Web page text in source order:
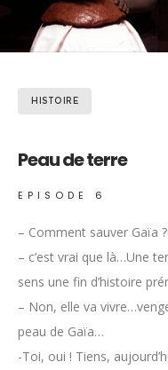
HISTOIRE
Peau de terre
EPISODE 6
– Comment sauver Gaïa ?
– c’est vrai que là…Une
sens une fin d’histoire
– Non, elle va
peau de Gaïa…
-Toi, oui ! Tiens,